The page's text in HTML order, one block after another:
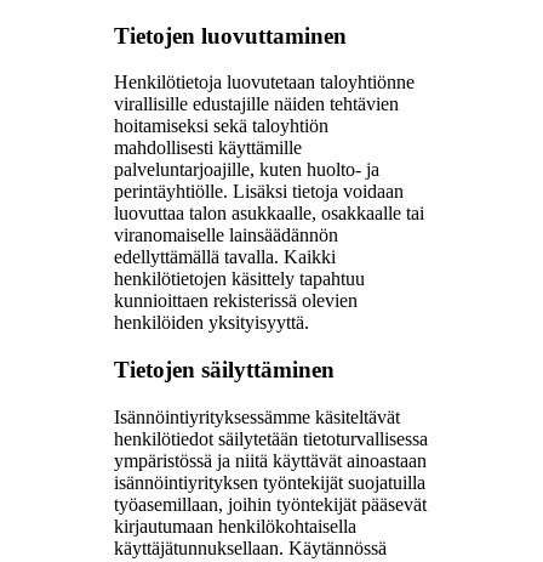
Tietojen luovuttaminen
Henkilötietoja luovutetaan taloyhtiönne
virallisille edustajille näiden tehtävien
hoitamiseksi sekä taloyhtiön
mahdollisesti käyttämille
palveluntarjoajille, kuten huolto- ja
perintäyhtiölle. Lisäksi tietoja voidaan
luovuttaa talon asukkaalle, osakkaalle tai
viranomaiselle lainsäädännön
edellyttämällä tavalla. Kaikki
henkilötietojen käsittely tapahtuu
kunnioittaen rekisterissä olevien
henkilöiden yksityisyyttä.
Tietojen säilyttäminen
Isännöintiyrityksessämme käsiteltävät
henkilötiedot säilytetään tietoturvallisessa
ympäristössä ja niitä käyttävät ainoastaan
isännöintiyrityksen työntekijät suojatuilla
työasemillaan, joihin työntekijät pääsevät
kirjautumaan henkilökohtaisella
käyttäjätunnuksellaan. Käytännössä